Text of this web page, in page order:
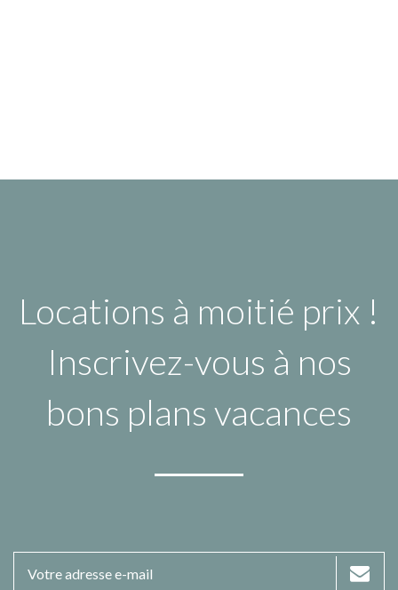
Locations à moitié prix !
Inscrivez-vous à nos
bons plans vacances